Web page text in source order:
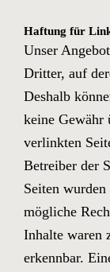
Haftung für
Unser
Dritter, auf
Deshalb
keine Gewähr
verlinkten
Betreiber der
Seiten
mögliche
Inhalte waren
erkennbar.